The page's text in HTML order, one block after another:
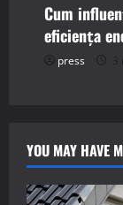
Cum
eficiența
press 3
YOU MAY HAVE